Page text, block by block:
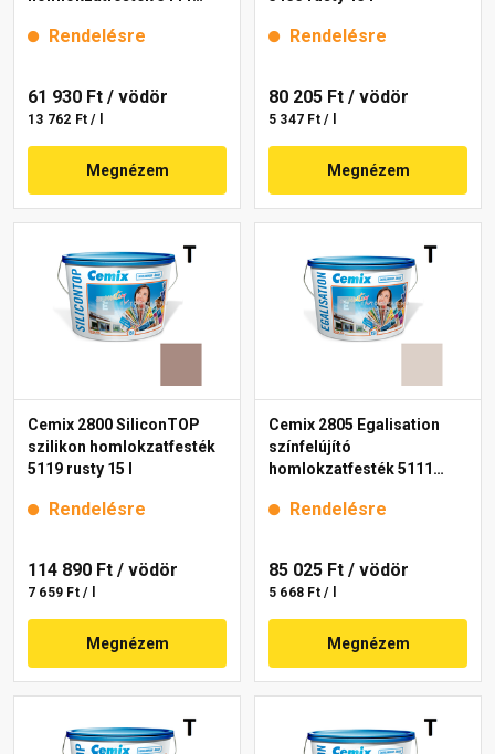
Rendelésre
61 930 Ft / vödör
13 762 Ft / l
Megnézem
Rendelésre
80 205 Ft / vödör
5 347 Ft / l
Megnézem
Cemix 2800 SiliconTOP
szilikon homlokzatfesték
5119 rusty 15 l
Rendelésre
114 890 Ft / vödör
7 659 Ft / l
Megnézem
Cemix 2805 Egalisation
színfelújító
homlokzatfesték 5111
Rendelésre
85 025 Ft / vödör
5 668 Ft / l
Megnézem